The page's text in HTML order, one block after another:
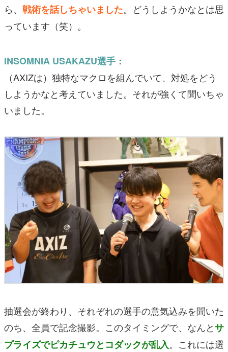
ら、 戦術を話しちゃいました。どうしようかなとは思
っています（笑）。
INSOMNIA USAKAZU選手 ：
（AXIZは）独特なマクロを組んでいて、対処をどう
しようかなと考えていました。それが強くて聞いちゃ
いました。
抽選会が終わり、それぞれの選手の意気込みを聞いた
のち、全員で記念撮影。このタイミングで、なんとサ
プライズでピカチュウとコダックが乱入。これには選